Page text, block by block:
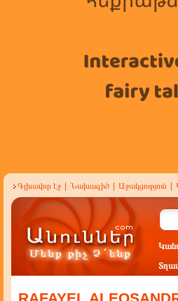
Գլխավոր էջ Նախագիծ Աջակցություն